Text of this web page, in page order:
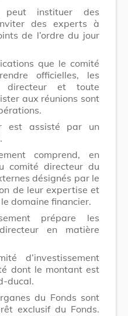
peut instituer des
des experts à
de l’ordre du jour
que le comité
officielles, les
directeur et toute
aux réunions sont
est assisté par un
comprend, en
comité directeur du
désignés par le
de leur expertise et
domaine financier.
prépare les
en matière
d’investissement
dont le montant est
ducal.
du Fonds sont
exclusif du Fonds.